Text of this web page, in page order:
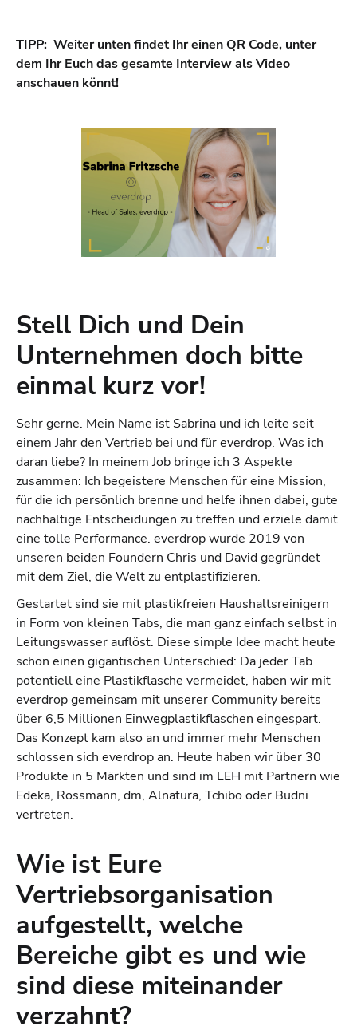
TIPP: Weiter unten findet Ihr einen QR Code, unter
dem Ihr Euch das gesamte Interview als Video
anschauen könnt!
Stell Dich und Dein
Unternehmen doch bitte
einmal kurz vor!
Sehr gerne. Mein Name ist Sabrina und ich leite seit
einem Jahr den Vertrieb bei und für everdrop. Was ich
daran liebe? In meinem Job bringe ich 3 Aspekte
zusammen: Ich begeistere Menschen für eine Mission,
für die ich persönlich brenne und helfe ihnen dabei, gute
nachhaltige Entscheidungen zu treffen und erziele damit
eine tolle Performance. everdrop wurde 2019 von
unseren beiden Foundern Chris und David gegründet
mit dem Ziel, die Welt zu entplastifizieren.
Gestartet sind sie mit plastikfreien Haushaltsreinigern
in Form von kleinen Tabs, die man ganz einfach selbst in
Leitungswasser auflöst. Diese simple Idee macht heute
schon einen gigantischen Unterschied: Da jeder Tab
potentiell eine Plastikflasche vermeidet, haben wir mit
everdrop gemeinsam mit unserer Community bereits
über 6,5 Millionen Einwegplastikflaschen eingespart.
Das Konzept kam also an und immer mehr Menschen
schlossen sich everdrop an. Heute haben wir über 30
Produkte in 5 Märkten und sind im LEH mit Partnern wie
Edeka, Rossmann, dm, Alnatura, Tchibo oder Budni
vertreten.
Wie ist Eure
Vertriebsorganisation
aufgestellt, welche
Bereiche gibt es und wie
sind diese miteinander
verzahnt?